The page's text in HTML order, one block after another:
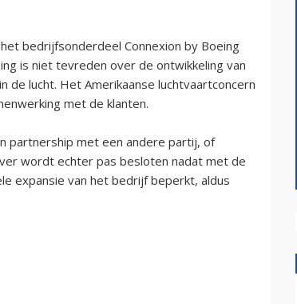
bedrijfsonderdeel Connexion by Boeing
is niet tevreden over de ontwikkeling van
de lucht. Het Amerikaanse luchtvaartconcern
met de klanten.
partnership met een andere partij, of
wordt echter pas besloten nadat met de
expansie van het bedrijf beperkt, aldus